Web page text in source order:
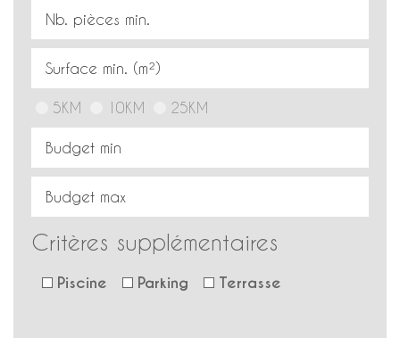
5KM 10KM 25KM
Critères supplémentaires
Piscine Parking Terrasse